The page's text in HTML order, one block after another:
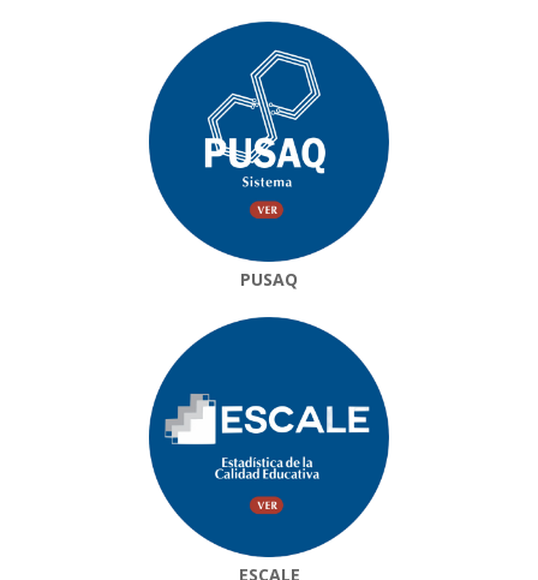
PUSAQ
ESCALE